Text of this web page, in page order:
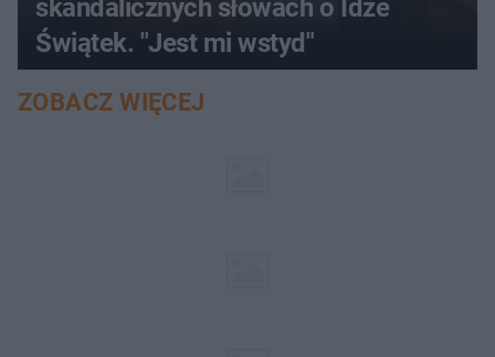
skandalicznych słowach o Idze
Świątek. "Jest mi wstyd"
ZOBACZ WIĘCEJ